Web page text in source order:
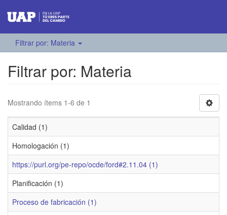
Filtrar por: Materia
Filtrar por: Materia
Mostrando ítems 1-6 de 1
Calidad (1)
Homologación (1)
https://purl.org/pe-repo/ocde/ford#2.11.04 (1)
Planificación (1)
Proceso de fabricación (1)